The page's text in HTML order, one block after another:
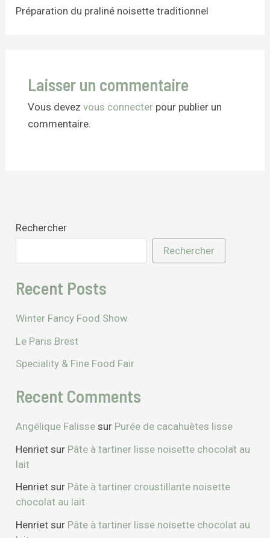
Préparation du praliné noisette traditionnel
Laisser un commentaire
Vous devez vous connecterpour publier un
commentaire.
Rechercher
Rechercher
Recent Posts
Winter Fancy Food Show
Le Paris Brest
Speciality & Fine Food Fair
Recent Comments
Angélique Falisse sur Purée de cacahuètes lisse
Henriet sur Pâte à tartiner lisse noisette chocolat au
lait
Henriet sur Pâte à tartiner croustillante noisette
chocolat au lait
Henriet sur Pâte à tartiner lisse noisette chocolat au